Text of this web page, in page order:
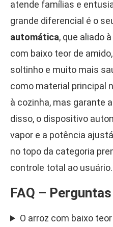
atende famílias e
grande diferencial é o
automática, que aliado
com baixo teor de
soltinho e muito mais
como material principal
à cozinha, mas garante
disso, o dispositivo
vapor e a potência
no topo da categoria
controle total ao usuário.
FAQ –
O arroz com baixo